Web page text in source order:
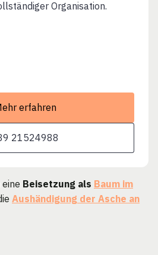
Organisation.
erfahren
21524988
Beisetzung als Baum im
Aushändigung der Asche an